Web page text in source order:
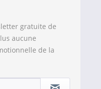
gratuite de
aucune
de la